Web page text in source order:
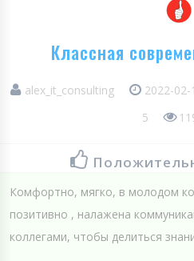
Классная
alex_it_consulting 2022-02-
5
Комфортно, мягко, в молодом
позитивно , налажена
коллегами, чтобы делиться